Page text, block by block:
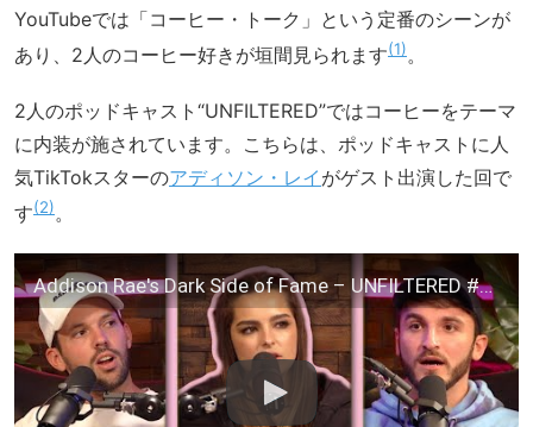
YouTubeでは「コーヒー・トーク」という定番のシーンが
あり、2人のコーヒー好きが垣間見られます 1 。
2人のポッドキャスト“UNFILTERED”ではコーヒーをテーマ
に内装が施されています。こちらは、ポッドキャストに人
気TikTokスターのアディソン・レイ がゲスト出演した回で
す 2 。
Addison Rae's Dark Side of Fame – UNFILTERED #56